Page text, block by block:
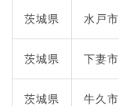
茨城県 水戸市
茨城県 下妻市
茨城県 牛久市